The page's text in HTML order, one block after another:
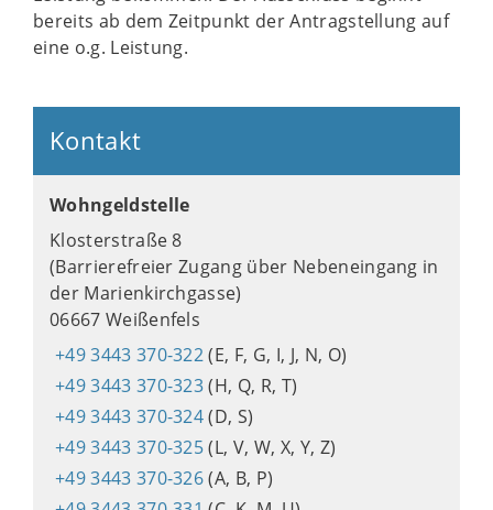
bereits ab dem Zeitpunkt der Antragstellung auf
eine o.g. Leistung.
Kontakt
Wohngeldstelle
Klosterstraße 8
(Barrierefreier Zugang über Nebeneingang in
der Marienkirchgasse)
06667 Weißenfels
+49 3443 370-322(E, F, G, I, J, N, O)
+49 3443 370-323(H, Q, R, T)
+49 3443 370-324(D, S)
+49 3443 370-325(L, V, W, X, Y, Z)
+49 3443 370-326(A, B, P)